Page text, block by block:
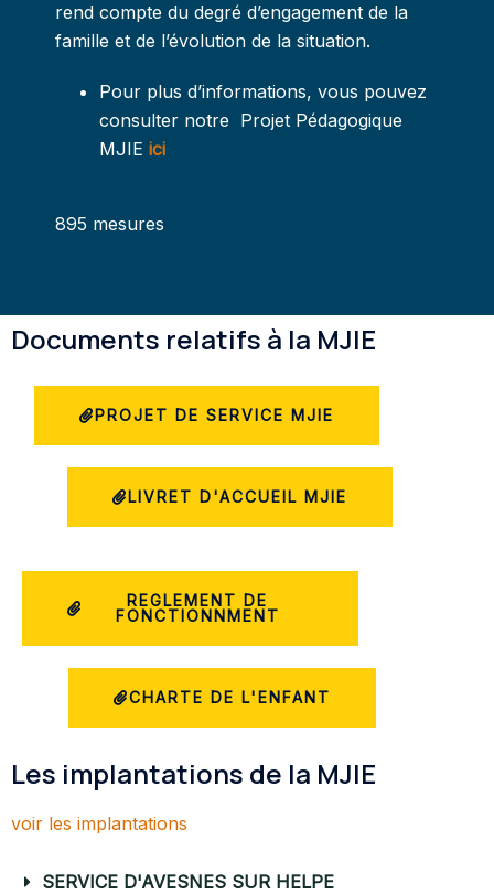
rend compte du degré d’engagement de la
famille et de l’évolution de la situation.
Pour plus d’informations, vous pouvez
consulter notre Projet Pédagogique
MJIE ici
895 mesures
Documents relatifs à la MJIE
PROJET DE SERVICE MJIE
LIVRET D'ACCUEIL MJIE
REGLEMENT DE
FONCTIONNMENT
CHARTE DE L'ENFANT
Les implantations de la MJIE
voir les implantations
SERVICE D'AVESNES SUR HELPE